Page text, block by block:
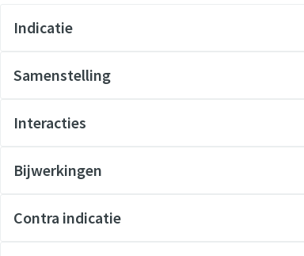
Indicatie
Samenstelling
Interacties
Bijwerkingen
Contra indicatie